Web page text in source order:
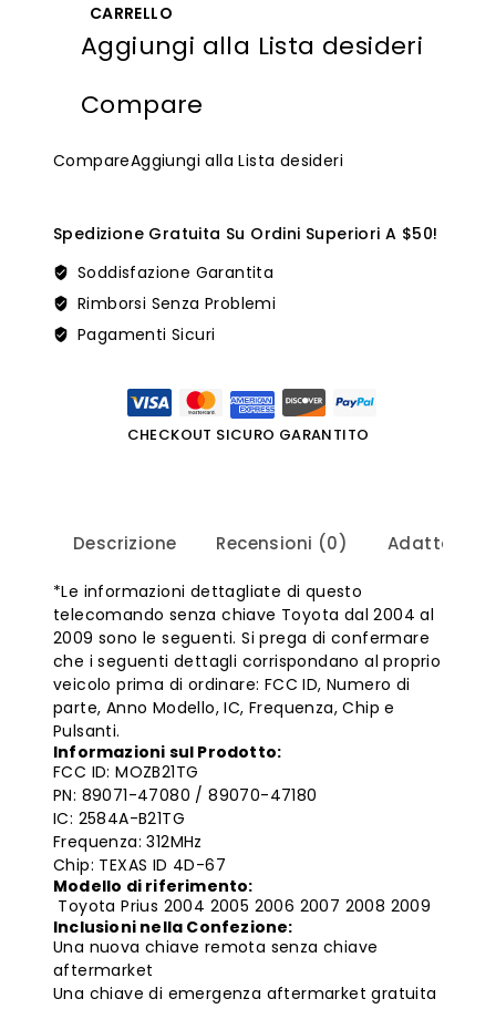
Fob
MOZB21TG
312MHz
Keylessbest
CARRELLO
Aggiungi alla Lista desideri
Compare
CompareAggiungi alla Lista desideri
Spedizione Gratuita Su Ordini Superiori A $50!
Soddisfazione Garantita
Rimborsi Senza Problemi
Pagamenti Sicuri
CHECKOUT SICURO GARANTITO
Descrizione Recensioni (0)
*Le informazioni dettagliate di questo
telecomando senza chiave Toyota dal 2004 al
2009 sono le seguenti. Si prega di confermare
che i seguenti dettagli corrispondano al proprio
veicolo prima di ordinare: FCC ID, Numero di
parte, Anno Modello, IC, Frequenza, Chip e
Pulsanti.
Informazioni sul Prodotto:
FCC ID: MOZB21TG
PN: 89071-47080 / 89070-47180
IC: 2584A-B21TG
Frequenza: 312MHz
Chip: TEXAS ID 4D-67
Modello di riferimento:
Toyota Prius 2004 2005 2006 2007 2008 2009
Inclusioni nella Confezione:
Una nuova chiave remota senza chiave
aftermarket
Una chiave di emergenza aftermarket gratuita